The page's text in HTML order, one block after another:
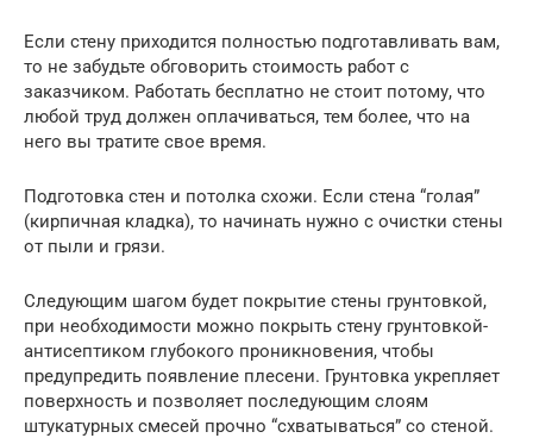
Если стену приходится полностью подготавливать вам,
то не забудьте обговорить стоимость работ с
заказчиком. Работать бесплатно не стоит потому, что
любой труд должен оплачиваться, тем более, что на
него вы тратите свое время.
Подготовка стен и потолка схожи. Если стена “голая”
(кирпичная кладка), то начинать нужно с очистки стены
от пыли и грязи.
Следующим шагом будет покрытие стены грунтовкой,
при необходимости можно покрыть стену грунтовкой-
антисептиком глубокого проникновения, чтобы
предупредить появление плесени. Грунтовка укрепляет
поверхность и позволяет последующим слоям
штукатурных смесей прочно “схватываться” со стеной.